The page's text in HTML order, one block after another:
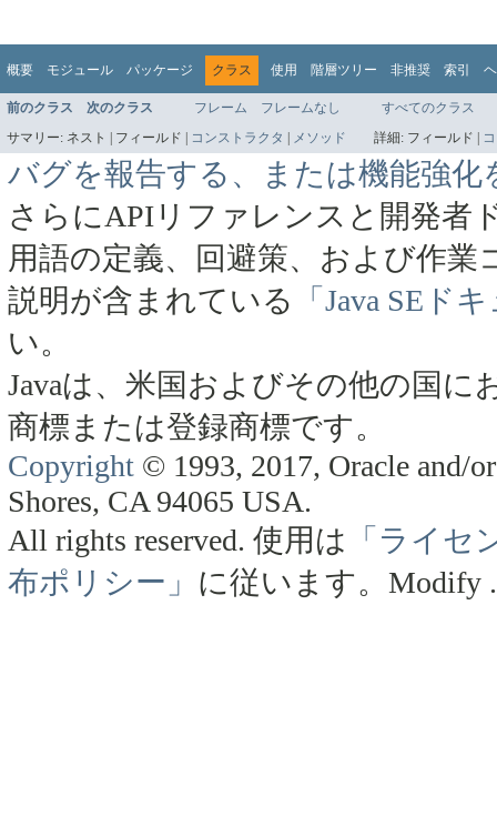
概要 モジュール パッケージ クラス 使用 階層ツリー 非推奨 索引
前のクラス 次のクラス フレーム フレームなし
すべてのクラス
サマリー: ネスト | フィールド | コンストラクタ | メソッド 詳細: フィールド |
バグを報告する、または機能強化
さらにAPIリファレンスと開発者
用語の定義、回避策、および作
説明が含まれている
「Java SEド
い。
Javaは、米国およびその他の国に
商標または登録商標です。
Copyright © 1993, 2017, Oracle and/
Shores, CA 94065 USA.
All rights reserved. 使用は 「ライセ
布ポリシー」 に従います。 Modify